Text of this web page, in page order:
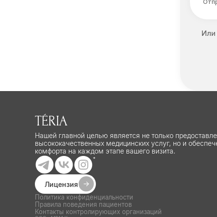
Или
TÉRIA
Нашей главной целью является не только
высококачественных медицинских услуг, но и
комфорта на каждом этапе вашего визита.
*
Лицензия
Политика конфиденциальности
Правила поведения пациентов
Контакты контролирующих организаций